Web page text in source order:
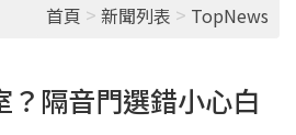
首頁 > 新聞列表 > TopNews
？隔音門選錯小心白